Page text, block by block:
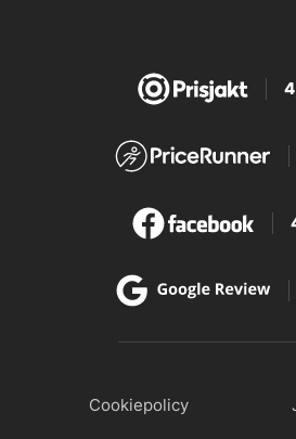
Cookiepolicy